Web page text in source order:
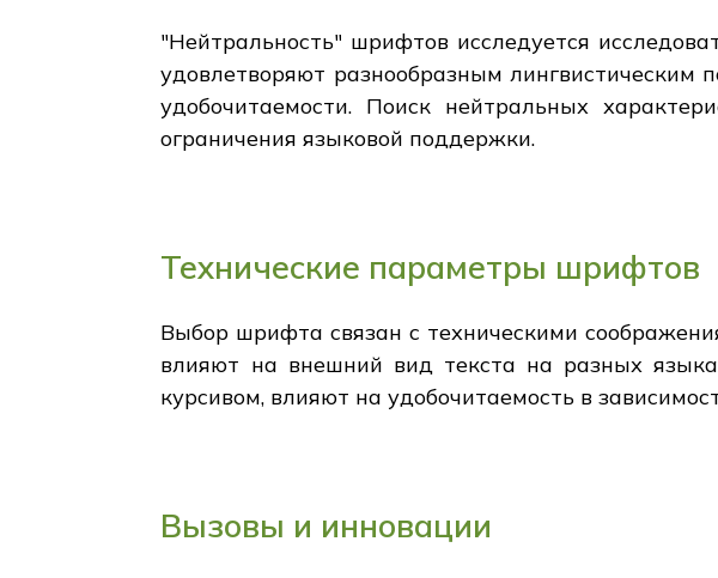
"Нейтральность" шрифтов исследуется
удовлетворяют разнообразным лингвистическим
удобочитаемости. Поиск нейтральных
ограничения языковой поддержки.
Технические параметры шрифтов
Выбор шрифта связан с техническими
влияют на внешний вид текста на разных
курсивом, влияют на удобочитаемость в
Вызовы и инновации